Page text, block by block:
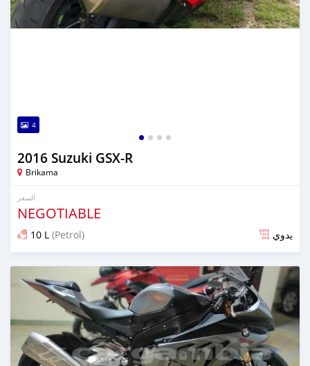
4
2016 Suzuki GSX-R
Brikama
السعر
NEGOTIABLE
10 L (Petrol) يدوي
تم النشر منذ ما يقرب من 6 سنوات مضت